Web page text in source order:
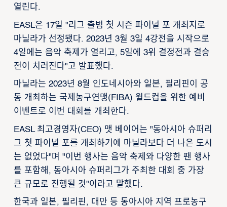
열린다.
EASL은 17일 "리그 출범 첫 시즌 파이널 포 개최지로
마닐라가 선정됐다. 2023년 3월 3일 4강전을 시작으로
4일에는 음악 축제가 열리고, 5일에 3위 결정전과 결승
전이 치러진다"고 발표했다.
마닐라는 2023년 8월 인도네시아와 일본, 필리핀이 공
동 개최하는 국제농구연맹(FIBA) 월드컵을 위한 예비
이벤트로 이번 대회를 개최한다.
EASL 최고경영자(CEO) 맷 베이어는 "동아시아 슈퍼리
그 첫 파이널 포를 개최하기에 마닐라보다 더 나은 도시
는 없었다"며 "이번 행사는 음악 축제와 다양한 팬 행사
를 포함해, 동아시아 슈퍼리그가 주최한 대회 중 가장
큰 규모로 진행될 것"이라고 말했다.
한국과 일본, 필리핀, 대만 등 동아시아 지역 프로농구